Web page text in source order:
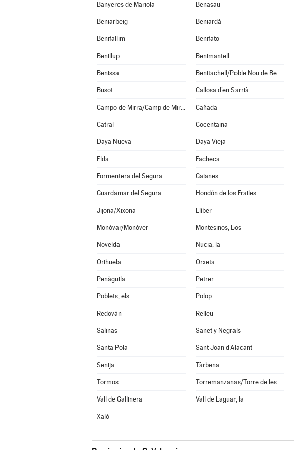
Banyeres de Mariola Benasau
Beniarbeig Beniardá
Benifallim Benifato
Benillup Benimantell
Benissa Benitachell/Poble Nou de Benitatxell, el
Busot Callosa d'en Sarrià
Campo de Mirra/Camp de Mirra, el Cañada
Catral Cocentaina
Daya Nueva Daya Vieja
Elda Facheca
Formentera del Segura Gaianes
Guardamar del Segura Hondón de los Frailes
Jijona/Xixona Llíber
Monóvar/Monòver Montesinos, Los
Novelda Nucia, la
Orihuela Orxeta
Penàguila Petrer
Poblets, els Polop
Redován Relleu
Salinas Sanet y Negrals
Santa Pola Sant Joan d'Alacant
Senija Tàrbena
Tormos Torremanzanas/Torre de les Maçanes, la
Vall de Gallinera Vall de Laguar, la
Xaló